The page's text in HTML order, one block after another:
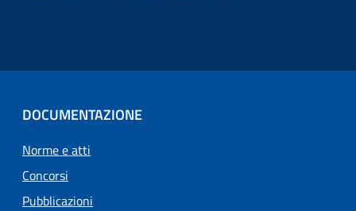
DOCUMENTAZIONE
Norme e atti
Concorsi
Pubblicazioni